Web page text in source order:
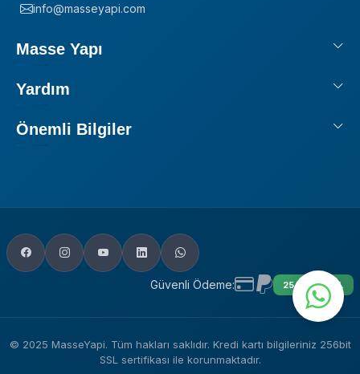
info@masseyapi.com
Masse Yapı
Yardım
Önemli Bilgiler
Güvenli Ödeme: 256 BIT SSL
© 2025 MasseYapi. Tüm hakları saklıdır. Kredi kartı bilgileriniz 256bit
SSL sertifikası ile korunmaktadır.